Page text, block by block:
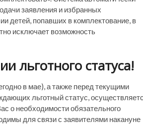
заявления и избранных
детей, попавших в комплектование, в
исключает возможность
льготного статуса!
в мае), а также перед текущими
льготный статус,
о необходимости обязательного
для связи с заявителями накануне